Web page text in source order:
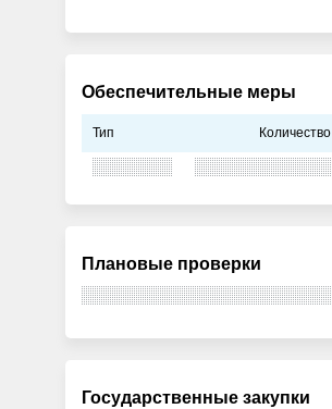
Обеспечительные меры
Тип Количество
Плановые проверки
Государственные закупки